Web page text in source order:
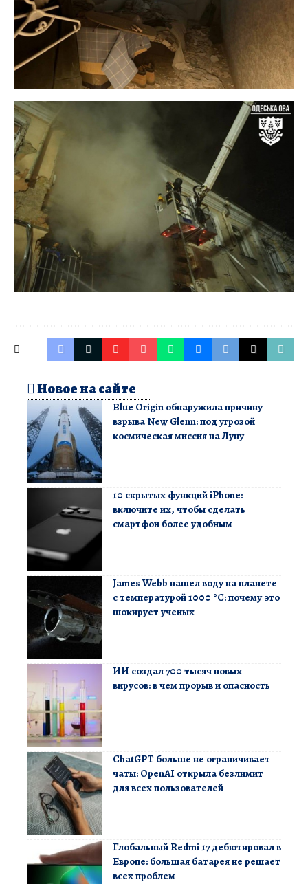
Новое на сайте
Blue Origin обнаружила причину
взрыва New Glenn: под угрозой
космическая миссия на Луну
10 скрытых функций iPhone:
включите их, чтобы сделать
смартфон более удобным
James Webb нашел воду на планете
с температурой 1000 °C: почему это
шокирует ученых
ИИ создал 700 тысяч новых
вирусов: в чем прорыв и опасность
ChatGPT больше не ограничивает
чаты: OpenAI открыла безлимит
для всех пользователей
Глобальный Redmi 17 дебютировал в
Европе: большая батарея не решает
всех проблем